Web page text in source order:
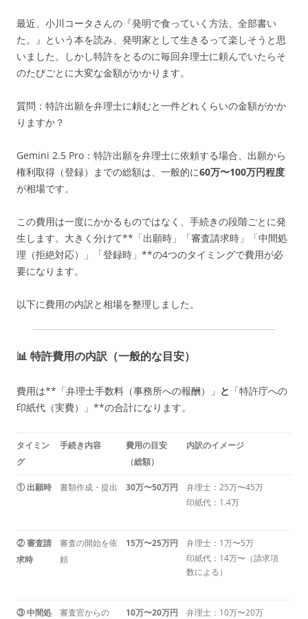
最近、小川コータさんの『発明で食っていく方法、全部書い
た。』という本を読み、発明家として生きるって楽しそうと思
いました。しかし特許をとるのに毎回弁理士に頼んでいたらそ
のたびごとに大変な金額がかかります。
質問： 特許出願を弁理士に頼むと一件どれくらいの金額がかか
りますか？
Gemini 2.5 Pro： 特許出願を弁理士に依頼する場合、出願から
権利取得（登録）までの総額は、一般的に60万〜100万円程度
が相場です。
この費用は一度にかかるものではなく、手続きの段階ごとに発
生します。大きく分けて**「出願時」「審査請求時」「中間処
理（拒絶対応）」「登録時」**の4つのタイミングで費用が必
要になります。
以下に費用の内訳と相場を整理しました。
📊 特許費用の内訳（一般的な目安）
費用は**「弁理士手数料（事務所への報酬）」 と 「特許庁への
印紙代（実費）」**の合計になります。
タイミン
グ
手続き内容
費用の目安
（総額）
内訳のイメージ
① 出願時 書類作成・提出 30万〜50万円
弁理士：25万〜45万
印紙代：1.4万
② 審査請
求時
審査の開始を依
頼
15万〜25万円
弁理士：1万〜5万
印紙代：14万〜（請求項
数による）
③ 中間処
審査官からの
10万〜20万円
弁理士：10万〜20万